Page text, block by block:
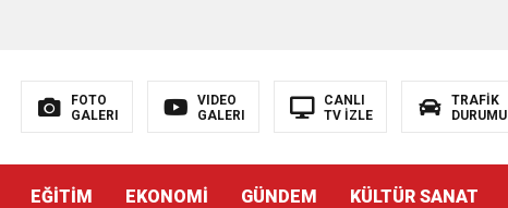
FOTO
GALERI
VIDEO
GALERI
CANLI
TV İZLE
TRAFİK
DURUMU
EĞİTİM EKONOMİ GÜNDEM KÜLTÜR SANAT